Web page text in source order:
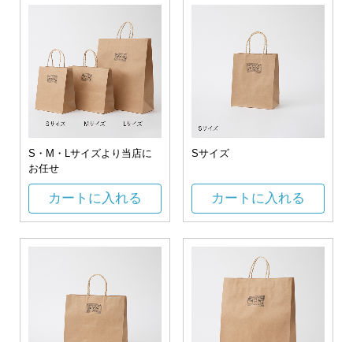
S・M・Lサイズより当店に
お任せ
カートに入れる
Sサイズ
カートに入れる